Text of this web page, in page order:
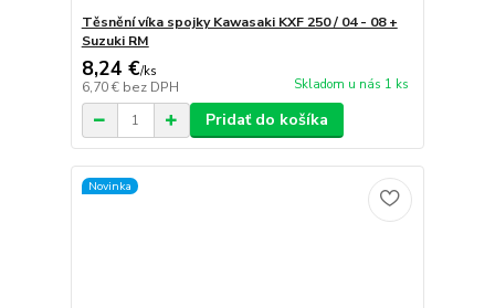
Těsnění víka spojky Kawasaki KXF 250 / 04 - 08 +
Suzuki RM
8,24 €/ks
6,70 € bez DPH Skladom u nás 1 ks
Pridať do košíka
Novinka